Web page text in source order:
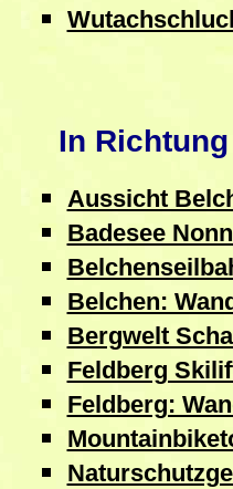
In Richtung
Aussicht
Badesee
Belchen:
Bergwelt
Feldberg
Feldberg: